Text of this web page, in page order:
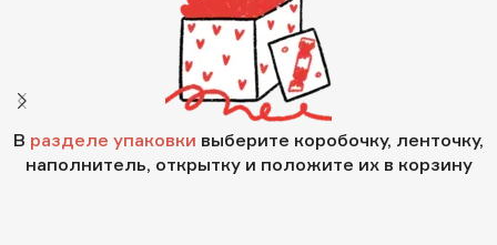
В разделе упаковки выберите коробочку, ленточку,
наполнитель, открытку и положите их в корзину